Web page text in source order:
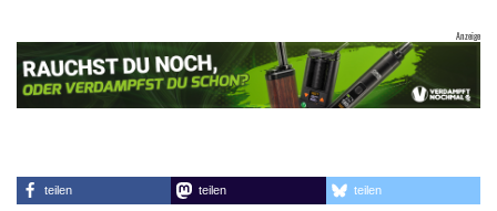
teilen teilen teilen